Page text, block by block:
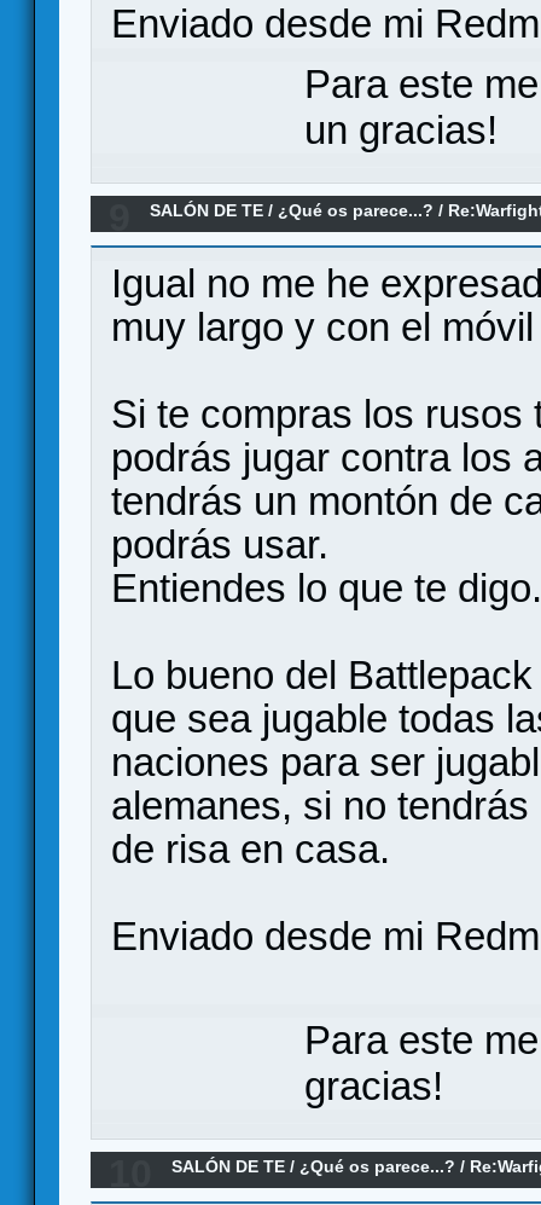
Enviado desde mi
Para este
un gracias!
SALÓN DE TE / ¿Qué os parece...? /
Igual no me he
muy largo y con el
Si te compras los rusos
podrás jugar contra los
tendrás un montón de
podrás usar.
Entiendes lo que te digo.
Lo bueno del
que sea jugable todas
naciones para ser
alemanes, si no
de risa en casa.
Enviado desde mi
Para este
gracias!
SALÓN DE TE / ¿Qué os parece...? /